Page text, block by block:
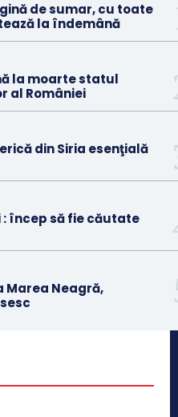
de sumar, cu toate
la îndemână
la moarte statul
al României
din Siria esenţială
încep să fie căutate
Marea Neagră,